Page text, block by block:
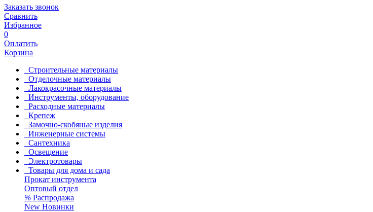
Заказать звонок
Сравнить
Избранное
0
Оплатить
Корзина
Строительные материалы
Отделочные материалы
Лакокрасочные материалы
Инструменты, оборудование
Расходные материалы
Крепеж
Замочно-скобяные изделия
Инженерные системы
Сантехника
Освещение
Электротовары
Товары для дома и сада
Прокат инструмента
Оптовый отдел
% Распродажа
New Новинки